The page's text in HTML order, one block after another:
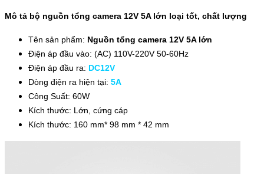
Mô tả bộ nguồn tổng camera 12V 5A lớn loại tốt, chất lượng
Tên sản phẩm: Nguồn tổng camera 12V 5A lớn
Điện áp đầu vào: (AC) 110V-220V 50-60Hz
Điện áp đầu ra: DC12V
Dòng điện ra hiện tại: 5A
Công Suất: 60W
Kích thước: Lớn, cứng cáp
Kích thước: 160 mm* 98 mm * 42 mm